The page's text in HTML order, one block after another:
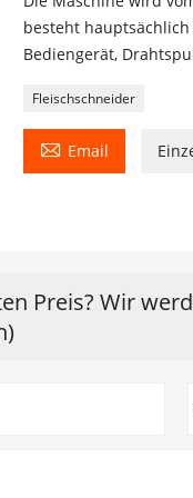
besteht hauptsächlich
Bediengerät,
Fleischschneider
 Email
Preis? Wir